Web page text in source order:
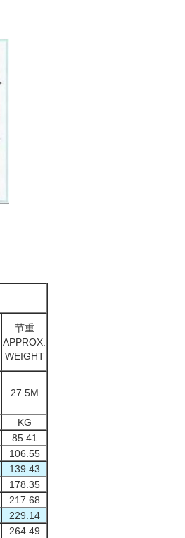
节重
APPROX.
WEIGHT
27.5M
KG
85.41
106.55
139.43
178.35
217.68
229.14
264.49